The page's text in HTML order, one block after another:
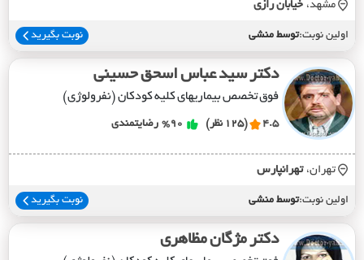
مشهد، خيابان رازي
اولین نوبت:توسط منشی نوبت بگیرید
دکتر سید عباس اسحق حسینی
فوق تخصص بیماریهای کلیه کودکان (نفرولوژی)
4.5 (125 نظر) %90 رضایتمندی
تهران، تهرانپارس
اولین نوبت:توسط منشی نوبت بگیرید
دکتر مژگان مظاهری